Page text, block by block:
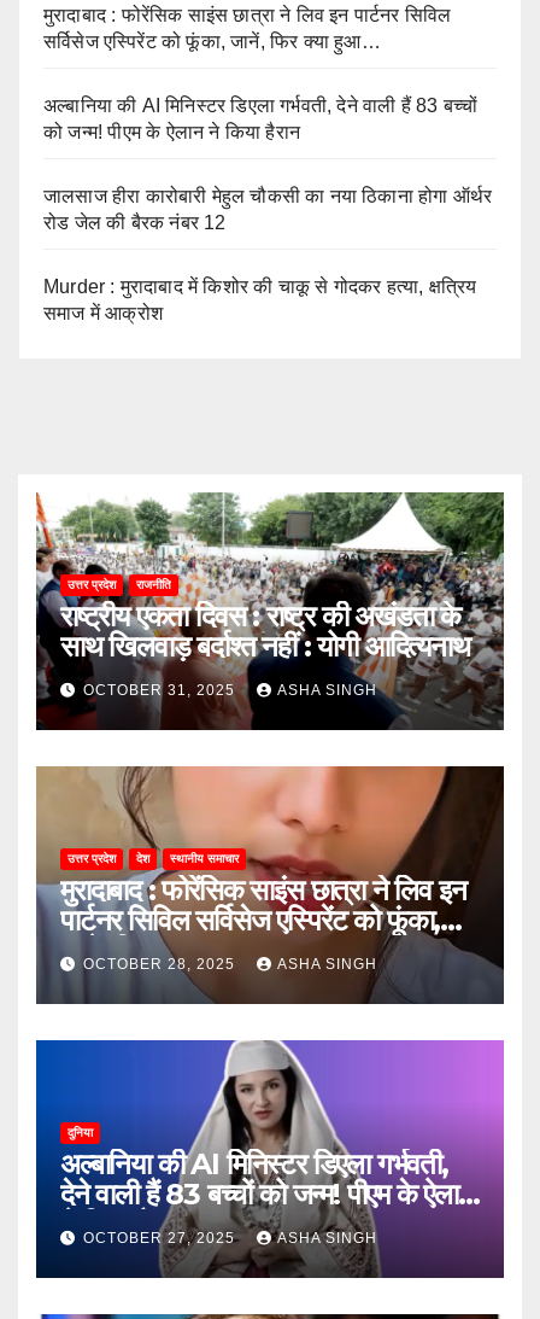
मुरादाबाद : फोरेंसिक साइंस छात्रा ने लिव इन पार्टनर सिविल
सर्विसेज एस्पिरेंट को फूंका, जानें, फिर क्या हुआ…
अल्बानिया की AI मिनिस्‍टर डिएला गर्भवती, देने वाली हैं 83 बच्चों
को जन्‍म! पीएम के ऐलान ने किया हैरान
जालसाज हीरा कारोबारी मेहुल चौकसी का नया ठिकाना होगा ऑर्थर
रोड जेल की बैरक नंबर 12
Murder : मुरादाबाद में किशोर की चाकू से गोदकर हत्या, क्षत्रिय
समाज में आक्रोश
उत्तर प्रदेश राजनीति
राष्ट्रीय एकता दिवस : राष्ट्र की अखंडता के
साथ खिलवाड़ बर्दाश्त नहीं : योगी आदित्यनाथ
OCTOBER 31, 2025 ASHA SINGH
उत्तर प्रदेश देश स्थानीय समाचार
मुरादाबाद : फोरेंसिक साइंस छात्रा ने लिव इन
पार्टनर सिविल सर्विसेज एस्पिरेंट को फूंका,
जानें, फिर क्या हुआ…
OCTOBER 28, 2025 ASHA SINGH
दुनिया
अल्बानिया की AI मिनिस्‍टर डिएला गर्भवती,
देने वाली हैं 83 बच्चों को जन्‍म! पीएम के ऐलान
ने किया हैरान
OCTOBER 27, 2025 ASHA SINGH